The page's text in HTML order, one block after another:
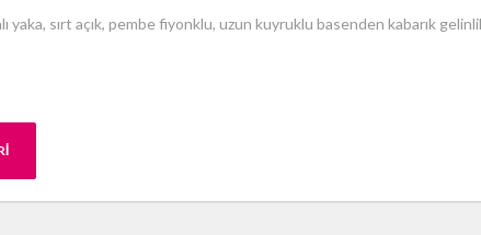
yaka, sırt açık, pembe fiyonklu, uzun kuyruklu basenden kabarık